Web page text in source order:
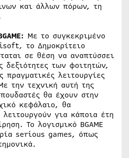
και άλλων πόρων, τη
: Με το συγκεκριμένο
το Δημοκρίτειο
σε θέση να αναπτύσσει
δεξιότητες των φοιτητών,
πραγματικές λειτουργίες
την τεχνική αυτή της
θα έχουν στην
κεφάλαιο, θα
για κάποια έτη
Το λογισμικό BGAME
serious games, όπως